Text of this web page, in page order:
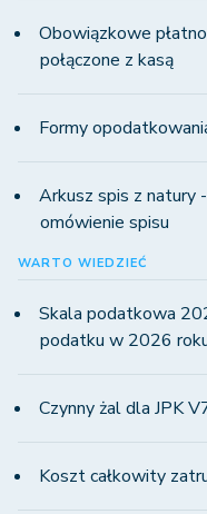
Obowiązkowe
połączone z kasą
Formy
Arkusz spis z natury
omówienie spisu
WARTO WIEDZIEĆ
Skala podatkowa
podatku w 2026
Czynny żal dla JPK
Koszt całkowity